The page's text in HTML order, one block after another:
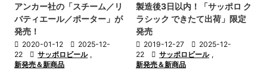
アンカー社の「スチーム／リ
バティエール／ポーター」が
発売！
 2020-01-12  2025-12-
22
 サッポロビール ,
新発売＆新商品
製造後3日以内！「サッポロ ク
ラシック できたて出荷」限定
発売
 2019-12-27  2025-12-
22
 サッポロビール ,
新発売＆新商品